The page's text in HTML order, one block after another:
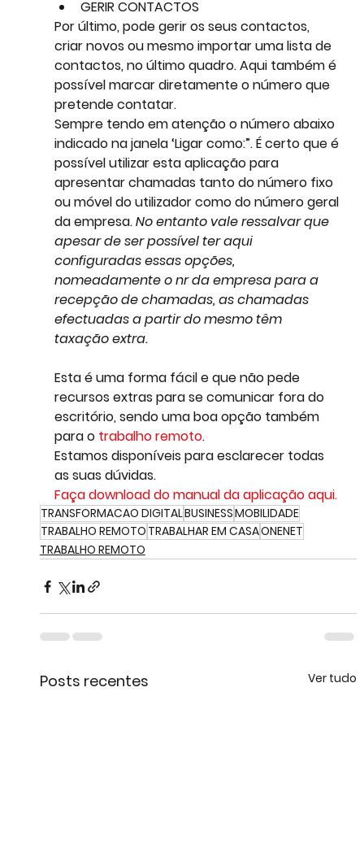
GERIR CONTACTOS
Por último, pode gerir os seus contactos,
criar novos ou mesmo importar uma lista de
contactos, no último quadro. Aqui também é
possível marcar diretamente o número que
pretende contatar.
Sempre tendo em atenção o número abaixo
indicado na janela ‘Ligar como:”. É certo que é
possível utilizar esta aplicação para
apresentar chamadas tanto do número fixo
ou móvel do utilizador como do número geral
da empresa. No entanto vale ressalvar que
apesar de ser possível ter aqui
configuradas essas opções,
nomeadamente o nr da empresa para a
recepção de chamadas, as chamadas
efectuadas a partir do mesmo têm
taxação extra.
Esta é uma forma fácil e que não pede
recursos extras para se comunicar fora do
escritório, sendo uma boa opção também
para o trabalho remoto.
Estamos disponíveis para esclarecer todas
as suas dúvidas.
Faça download do manual da aplicação aqui.
TRANSFORMACAO DIGITALBUSINESSMOBILIDADE
TRABALHO REMOTO TRABALHAR EM CASAONENET
TRABALHO REMOTO
Posts recentes Ver tudo